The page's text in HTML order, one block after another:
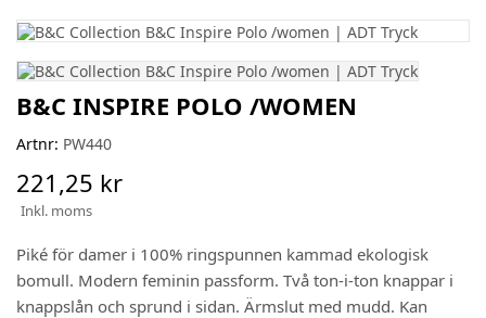
B&C INSPIRE POLO /WOMEN
Artnr: PW440
221,25 kr
Inkl. moms
Piké för damer i 100% ringspunnen kammad ekologisk
bomull. Modern feminin passform. Två ton-i-ton knappar i
knappslån och sprund i sidan. Ärmslut med mudd. Kan